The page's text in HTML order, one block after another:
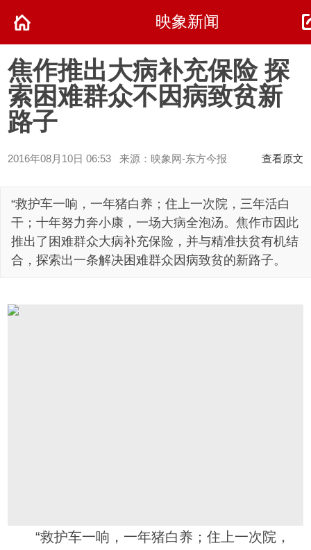
映象新闻
焦作推出大病补充保险 探
索困难群众不因病致贫新
路子
2016年08月10日 06:53 来源：映象网-东方今报 查看原文
“救护车一响，一年猪白养；住上一次院，三年活白
干；十年努力奔小康，一场大病全泡汤。焦作市因此
推出了困难群众大病补充保险，并与精准扶贫有机结
合，探索出一条解决困难群众因病致贫的新路子。
“救护车一响，一年猪白养；住上一次院，